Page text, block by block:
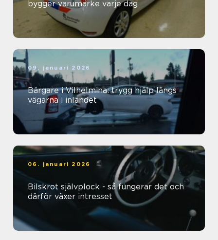
bygger varumärke varje dag
09. januari 2026
Bärgare i Vilhelmina: trygg hjälp längs
vägarna i inlandet
06. januari 2026
Bilskrot självplock - så fungerar det och
därför växer intresset